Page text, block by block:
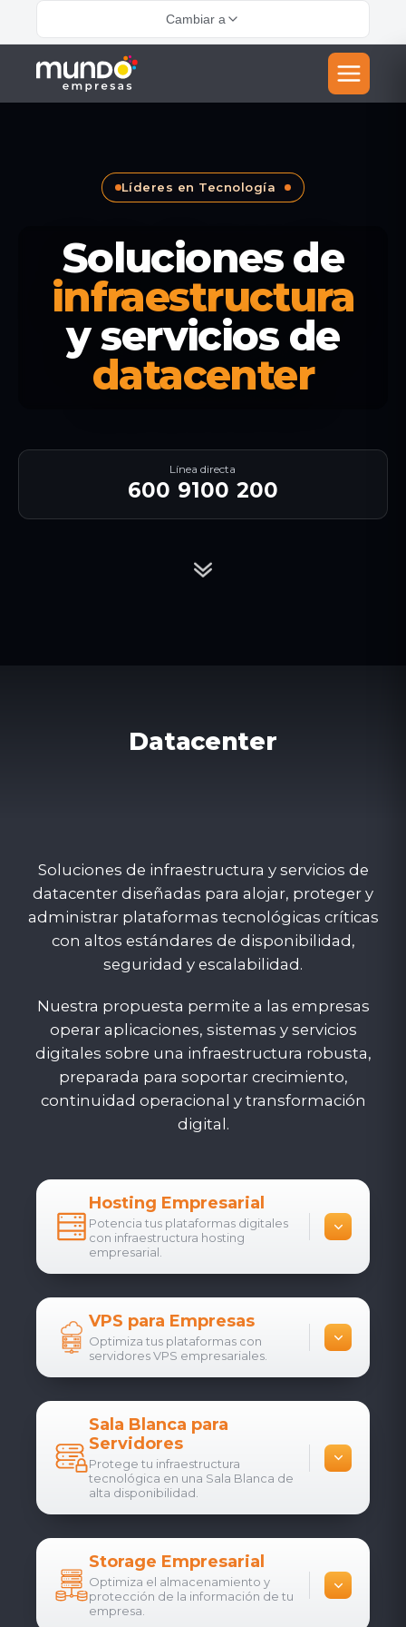
Cambiar a
Líderes en Tecnología
Soluciones de
infraestructura
y servicios de
datacenter
Línea directa
600 9100 200
Datacenter
Soluciones de infraestructura y servicios de
datacenter diseñadas para alojar, proteger y
administrar plataformas tecnológicas críticas
con altos estándares de disponibilidad,
seguridad y escalabilidad.
Nuestra propuesta permite a las empresas
operar aplicaciones, sistemas y servicios
digitales sobre una infraestructura robusta,
preparada para soportar crecimiento,
continuidad operacional y transformación
digital.
Hosting Empresarial
Potencia tus plataformas digitales
con infraestructura hosting
empresarial.
VPS para Empresas
Optimiza tus plataformas con
servidores VPS empresariales.
Sala Blanca para
Servidores
Protege tu infraestructura
tecnológica en una Sala Blanca de
alta disponibilidad.
Storage Empresarial
Optimiza el almacenamiento y
protección de la información de tu
empresa.